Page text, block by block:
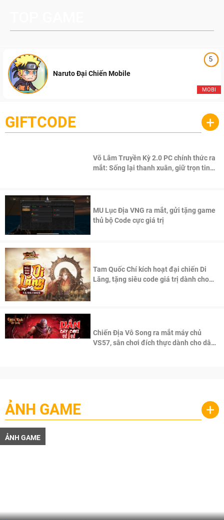
5
MOBI
Naruto Đại Chiến Mobile
GIFTCODE +
Võ Lâm Truyền Kỳ 2.0 PC chính thức ra
mắt: Sống lại thanh xuân, giữ trọn tinh
MU Lục Địa VNG ra mắt, gửi tặng game
thủ bộ Code cực giá trị
Tam Quốc Chí kích hoạt đại chiến Di
Lăng, tặng siêu code giá trị dành cho
Chiến Địa Vô Song ra mắt máy chủ
VS57, sân chơi đích thực dành cho dân
ẢNH GAME +
ẢNH GAME